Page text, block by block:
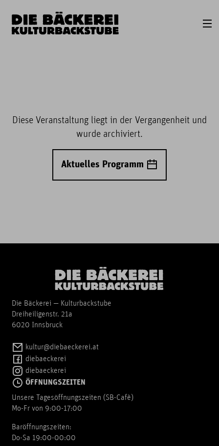
Diese Veranstaltung liegt in der Vergangenheit und
wurde archiviert.
Aktuelles Programm
Die Bäckerei — Kulturbackstube
Dreiheiligenstr. 21a
6020 Innsbruck
kultur@diebaeckerei.at
diebaeckerei
diebaeckerei
ÖFFNUNGSZEITEN
Unsere Tagesöffnungszeiten (SB-Cafè)
Mo-Fr von 9:00-17:00
Baröffnungszeiten:
Do-Sa 19:00-00:00